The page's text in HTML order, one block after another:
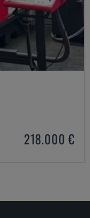
218.000 €